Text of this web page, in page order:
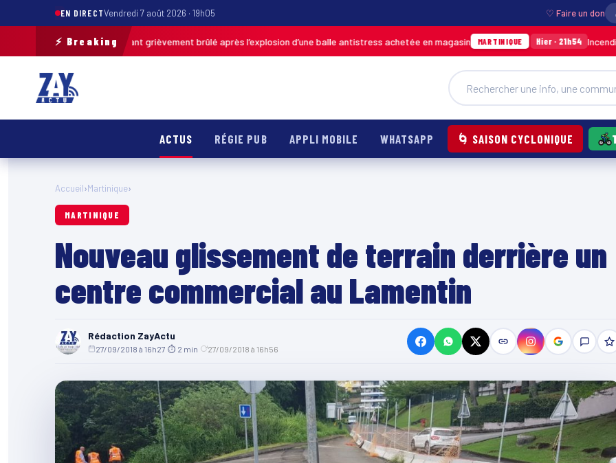
EN DIRECTVendredi 7 août 2026 · 19h05 ♡ Faire un don
⚡ Breaking
: un enfant grièvement brûlé après l’explosion d’une balle antistress achetée en magasin MARTINIQUE Hier · 21h54 Incendie à Ducos :
ACTUS RÉGIE PUB APPLI MOBILE WHATSAPP 🌀 SAISON CYCLONIQUE
Accueil›Martinique›
MARTINIQUE
Nouveau glissement de terrain derrière un
centre commercial au Lamentin
Rédaction ZayActu
27/09/2018 à 16h27 ⏱ 2 min 27/09/2018 à 16h56